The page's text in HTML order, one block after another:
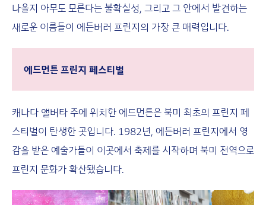
나올지 아무도 모른다는 불확실성, 그리고 그 안에서 발견하는
새로운 이름들이 에든버러 프린지의 가장 큰 매력입니다.
에드먼튼 프린지 페스티벌
캐나다 앨버타 주에 위치한 에드먼튼은 북미 최초의 프린지 페
스티벌이 탄생한 곳입니다. 1982년, 에든버러 프린지에서 영
감을 받은 예술가들이 이곳에서 축제를 시작하며 북미 전역으로
프린지 문화가 확산됐습니다.